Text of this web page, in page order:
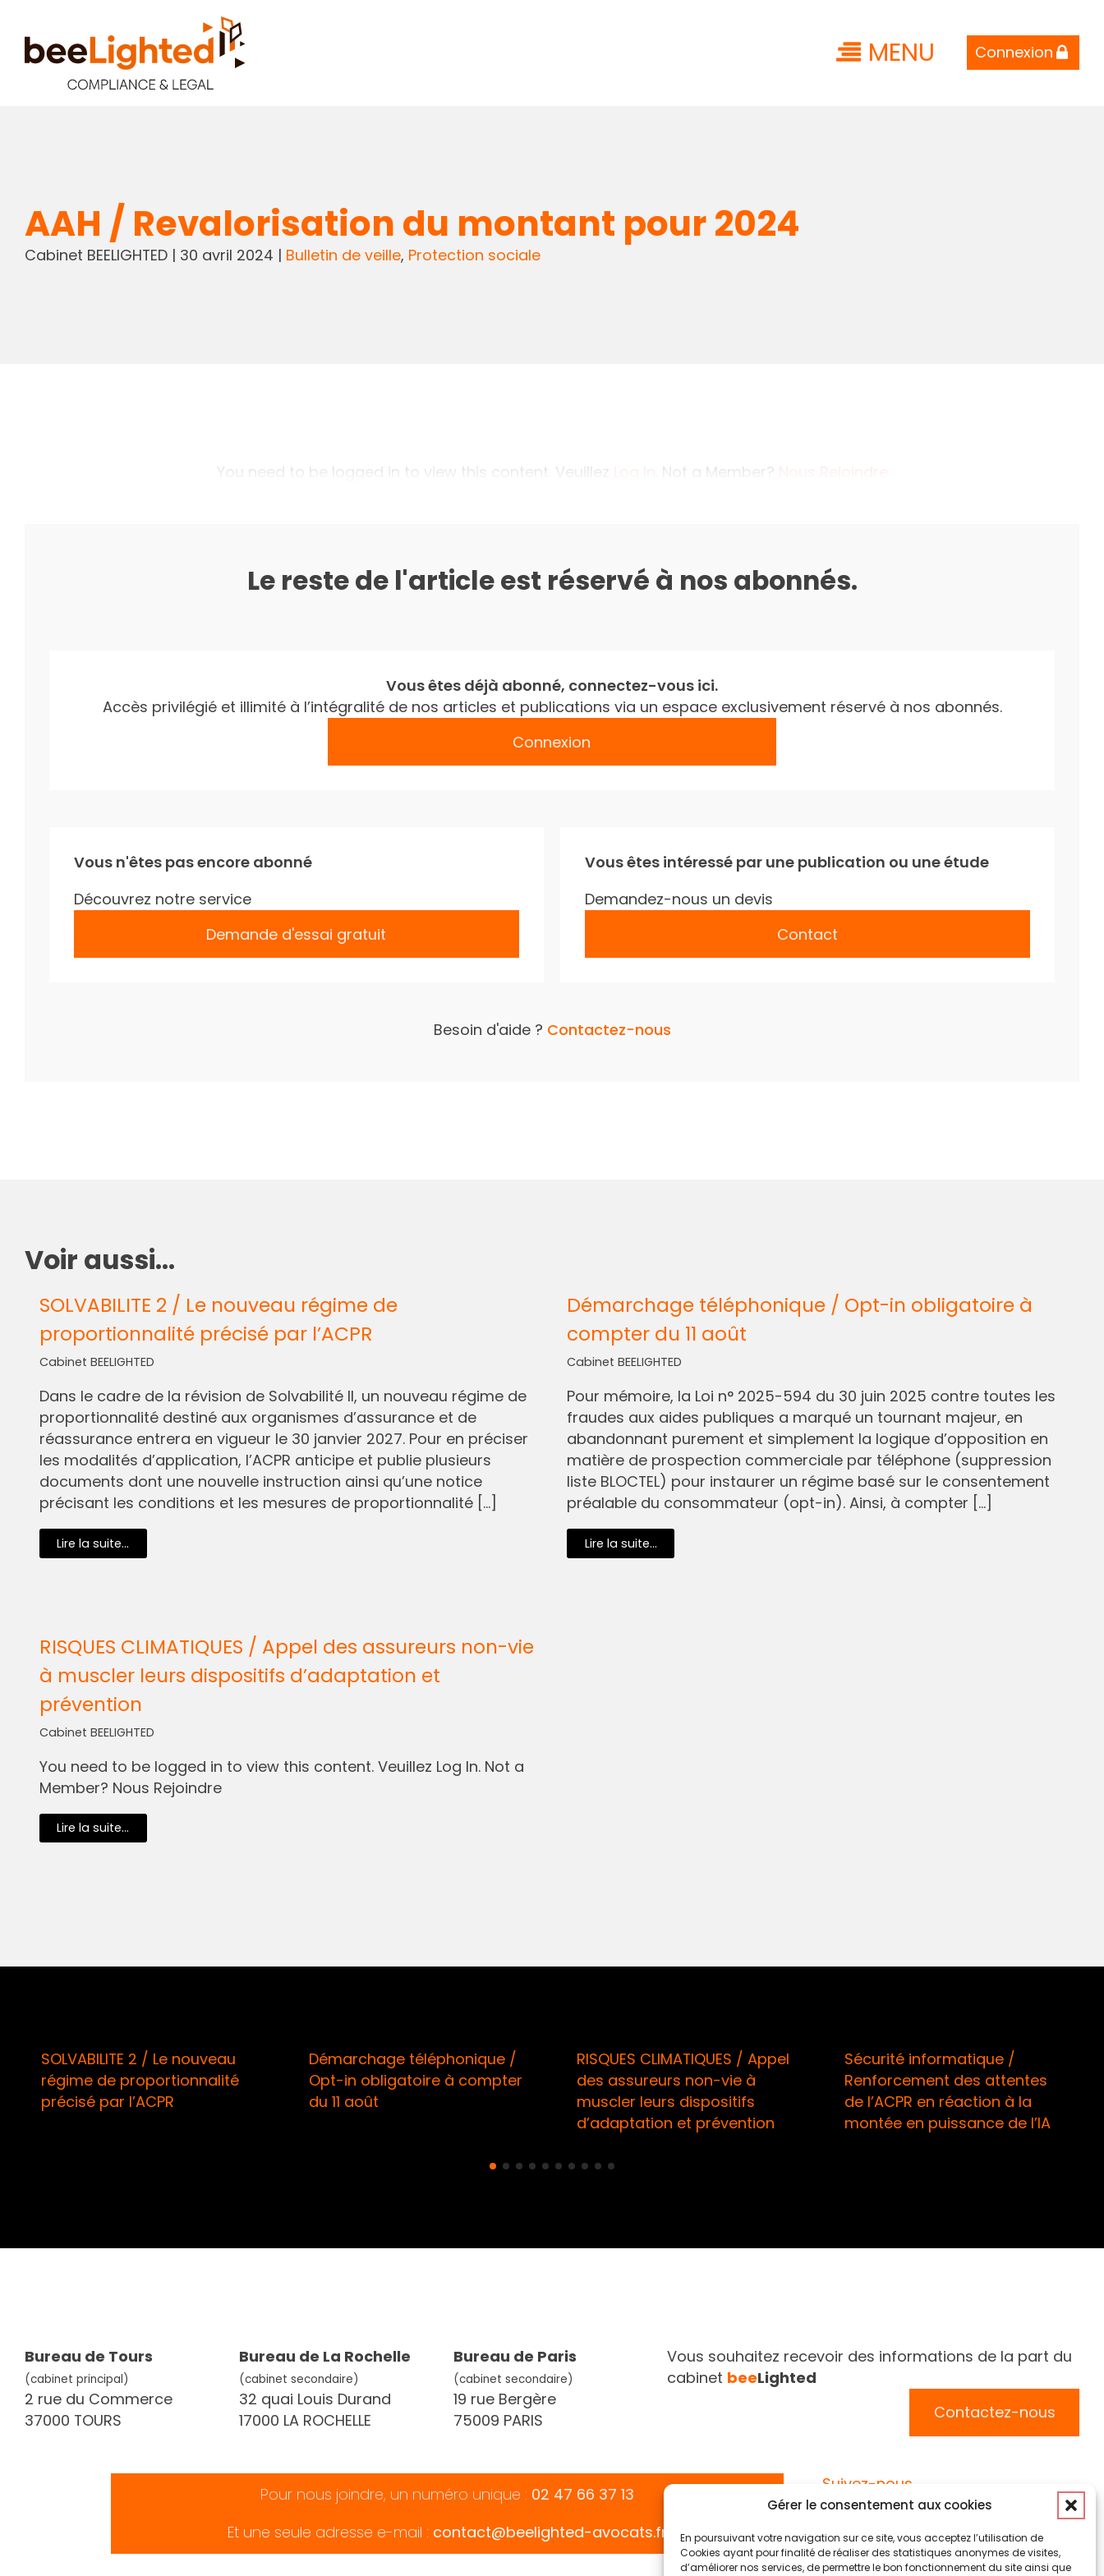
Gérer le consentement aux cookies
En poursuivant votre navigation sur ce site, vous acceptez l’utilisation de
Cookies ayant pour finalité de réaliser des statistiques anonymes de visites,
d’améliorer nos services, de permettre le bon fonctionnement du site ainsi que
MENU Connexion
AAH / Revalorisation du montant pour 2024
Cabinet BEELIGHTED| 30 avril 2024 | Bulletin de veille, Protection sociale
You need to be logged in to view this content. Veuillez . Not a Member?
Le reste de l'article est réservé à nos abonnés.
Vous êtes déjà abonné, connectez-vous ici.
Accès privilégié et illimité à l’intégralité de nos articles et publications via un espace exclusivement réservé à nos abonnés.
Connexion
Vous n'êtes pas encore abonné
Découvrez notre service
Demande d'essai gratuit
Vous êtes intéressé par une publication ou une étude
Demandez-nous un devis
Contact
Besoin d'aide ? Contactez-nous
Voir aussi...
SOLVABILITE 2 / Le nouveau régime de
proportionnalité précisé par l’ACPR
Cabinet BEELIGHTED
Dans le cadre de la révision de Solvabilité II, un nouveau régime de
proportionnalité destiné aux organismes d’assurance et de
réassurance entrera en vigueur le 30 janvier 2027. Pour en préciser
les modalités d’application, l’ACPR anticipe et publie plusieurs
documents dont une nouvelle instruction ainsi qu’une notice
précisant les conditions et les mesures de proportionnalité […]
Lire la suite...
Démarchage téléphonique / Opt-in obligatoire à
compter du 11 août
Cabinet BEELIGHTED
Pour mémoire, la Loi n° 2025-594 du 30 juin 2025 contre toutes les
fraudes aux aides publiques a marqué un tournant majeur, en
abandonnant purement et simplement la logique d’opposition en
matière de prospection commerciale par téléphone (suppression
liste BLOCTEL) pour instaurer un régime basé sur le consentement
préalable du consommateur (opt-in). Ainsi, à compter […]
Lire la suite...
RISQUES CLIMATIQUES / Appel des assureurs non-vie
à muscler leurs dispositifs d’adaptation et
prévention
Cabinet BEELIGHTED
You need to be logged in to view this content. Veuillez Log In. Not a
Member? Nous Rejoindre
Lire la suite...
SOLVABILITE 2 / Le nouveau
régime de proportionnalité
précisé par l’ACPR
Démarchage téléphonique /
Opt-in obligatoire à compter
du 11 août
RISQUES CLIMATIQUES / Appel
des assureurs non-vie à
muscler leurs dispositifs
d’adaptation et prévention
Sécurité informatique /
Renforcement des attentes
de l’ACPR en réaction à la
montée en puissance de l’IA
Bureau de Tours
(cabinet principal)
2 rue du Commerce
37000 TOURS
Bureau de La Rochelle
(cabinet secondaire)
32 quai Louis Durand
17000 LA ROCHELLE
Bureau de Paris
(cabinet secondaire)
19 rue Bergère
75009 PARIS
Vous souhaitez recevoir des informations de la part du
cabinet beeLighted
Contactez-nous
Pour nous joindre, un numéro unique : 02 47 66 37 13
Et une seule adresse e-mail : contact@beelighted-avocats.fr
Suivez-nous